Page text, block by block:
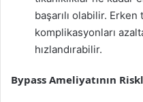
başarılı olabilir.
komplikasyonları
hızlandırabilir.
Bypass Ameliyatının